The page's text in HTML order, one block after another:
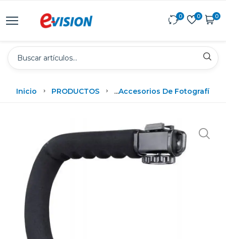
0 0 0
Inicio PRODUCTOS ...Accesorios De Fotografía